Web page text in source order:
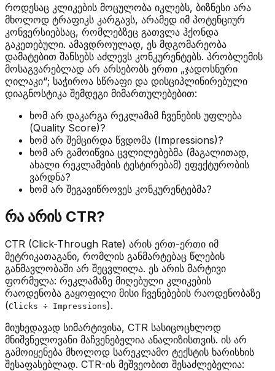
როდესაც კლიკების მოცულობა იკლებს, ბიზნესი არა
მხოლოდ ტრაფიკს კარგავს, არამედ იმ პოტენციურ
კონვერსიებსაც, რომლებზეც გათვლა ჰქონდა
გაკეთებული. ამავდროულად, ეს მდგომარეობა
დამატებით შანსებს აძლევს კონკურენტებს. პრობლემის
მოსაგვარებლად არ არსებობს ერთი „ჯადოსნური
ღილაკი“; საჭიროა სწრაფი და დისციპლინირებული
დიაგნოსტიკა შემდეგი მიმართულებებით:
ხომ არ დაკარგა რეკლამამ ჩვენების უფლება
(Quality Score)?
ხომ არ შემცირდა წვდომა (Impressions)?
ხომ არ გამოიწვია ცვლილებებმა (მაგალითად,
ახალი რეკლამების ტესტირებამ) ეფექტურობის
ვარდნა?
ხომ არ შეგავიწროვეს კონკურენტებმა?
რა არის CTR?
CTR (Click-Through Rate) არის ერთ-ერთი იმ
მეტრიკათაგანი, რომლის განმარტებაც წლების
განმავლობაში არ შეცვლილა. ეს არის მარტივი
ფორმულა: რეკლამაზე მიღებული კლიკების
რაოდენობა გაყოფილი მისი ჩვენებების რაოდენობაზე
(Clicks ÷ Impressions).
მიუხედავად სიმარტივისა, CTR სასიცოცხლოდ
მნიშვნელოვანი მაჩვენებელია ანალიზისთვის. ის არ
გამოიყენება მხოლოდ სარეკლამო ტექსტის ხარისხის
შესაფასებლად. CTR-ის მეშვეობით შესაძლებელია: